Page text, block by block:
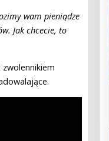
wam pieniądze
Jak chcecie, to